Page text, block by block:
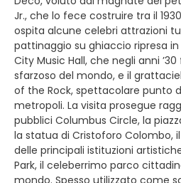
Jr., che lo fece costruire tra il
ospita alcune celebri attrazioni
pattinaggio su ghiaccio ripresa
City Music Hall, che negli anni
sfarzoso del mondo, e il
of the Rock, spettacolare punto
metropoli. La visita prosegue
pubblici Columbus Circle, la
la statua di Cristoforo Colombo,
delle principali istituzioni
Park, il celeberrimo parco
mondo. Spesso utilizzato come